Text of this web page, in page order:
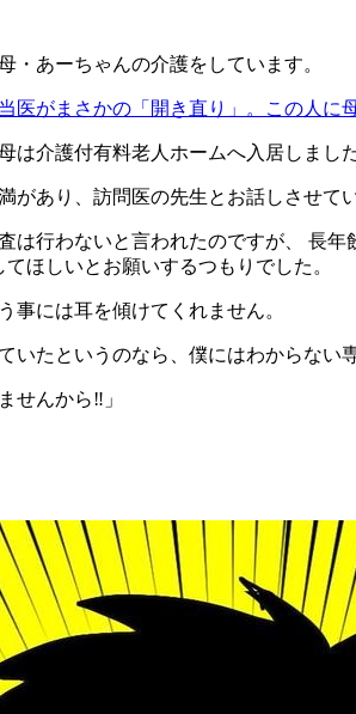
・あーちゃんの介護をしています。
医がまさかの「開き直り」。この人に
は介護付有料老人ホームへ入居しました
あり、訪問医の先生とお話しさせて
は行わないと言われたのですが、 長
ほしいとお願いするつもりでした。
事には耳を傾けてくれません。
いたというのなら、僕にはわからな
せんから‼︎」